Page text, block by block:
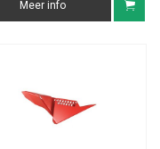
Meer info